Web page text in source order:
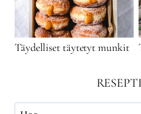
Täydelliset täytetyt munkit
Käytä